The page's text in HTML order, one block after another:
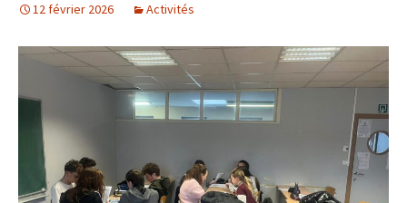
12 février 2026 Activités